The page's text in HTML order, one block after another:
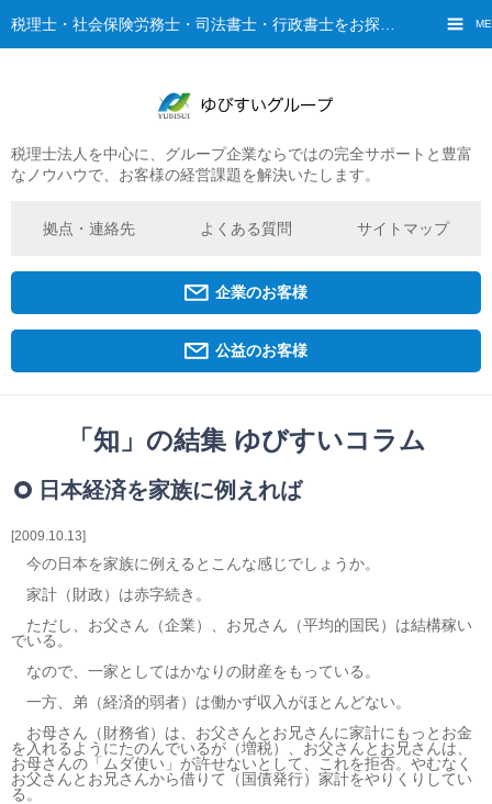
税理士法人を中心に、グループ企業ならではの完全サポートと豊富
なノウハウで、お客様の経営課題を解決いたします。
拠点・連絡先 よくある質問 サイトマップ
企業のお客様
公益のお客様
ご挨拶
グループ概要
ゆびすいのあゆみ
京都オフィス
相続・贈与・事業承継をお考えの方
医業経営者の方
寺院などの宗教法人経営者の方
認定こども園経営者の方
保育園経営者の方
介護事業者の方
介護専門チームからのお知らせ
「知」の結集 ゆびすいコラム
2009.10.13
日本経済を家族に例えれば
今の日本を家族に例えるとこんな感じでしょうか。
家計（財政）は赤字続き。
ただし、お父さん（企業）、お兄さん（平均的国民）は結構稼い
でいる。
なので、一家としてはかなりの財産をもっている。
一方、弟（経済的弱者）は働かず収入がほとんどない。
お母さん（財務省）は、お父さんとお兄さんに家計にもっとお金
を入れるようにたのんでいるが（増税）、お父さんとお兄さんは、
お母さんの「ムダ使い」が許せないとして、これを拒否。やむなく
お父さんとお兄さんから借りて（国債発行）家計をやりくりしてい
る。